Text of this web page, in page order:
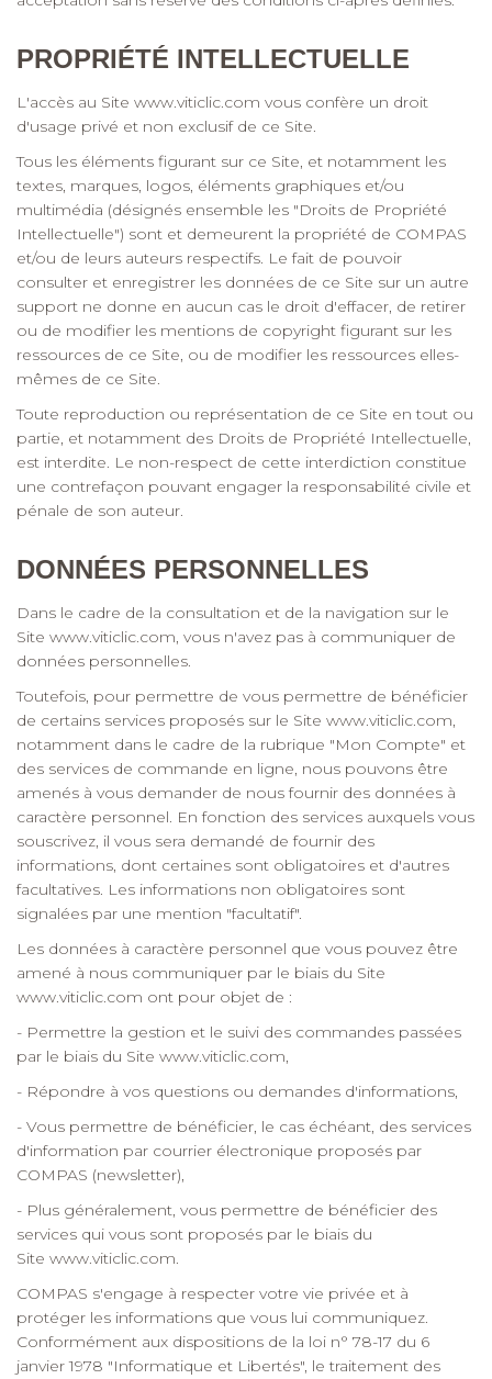
PROPRIÉTÉ INTELLECTUELLE
L'accès au Site www.viticlic.com vous confère un droit
d'usage privé et non exclusif de ce Site.
Tous les éléments figurant sur ce Site, et notamment les
textes, marques, logos, éléments graphiques et/ou
multimédia (désignés ensemble les "Droits de Propriété
Intellectuelle") sont et demeurent la propriété de COMPAS
et/ou de leurs auteurs respectifs. Le fait de pouvoir
consulter et enregistrer les données de ce Site sur un autre
support ne donne en aucun cas le droit d'effacer, de retirer
ou de modifier les mentions de copyright figurant sur les
ressources de ce Site, ou de modifier les ressources elles-
mêmes de ce Site.
Toute reproduction ou représentation de ce Site en tout ou
partie, et notamment des Droits de Propriété Intellectuelle,
est interdite. Le non-respect de cette interdiction constitue
une contrefaçon pouvant engager la responsabilité civile et
pénale de son auteur.
DONNÉES PERSONNELLES
Dans le cadre de la consultation et de la navigation sur le
Site www.viticlic.com, vous n'avez pas à communiquer de
données personnelles.
Toutefois, pour permettre de vous permettre de bénéficier
de certains services proposés sur le Site www.viticlic.com,
notamment dans le cadre de la rubrique "Mon Compte" et
des services de commande en ligne, nous pouvons être
amenés à vous demander de nous fournir des données à
caractère personnel. En fonction des services auxquels vous
souscrivez, il vous sera demandé de fournir des
informations, dont certaines sont obligatoires et d'autres
facultatives. Les informations non obligatoires sont
signalées par une mention "facultatif".
Les données à caractère personnel que vous pouvez être
amené à nous communiquer par le biais du Site
www.viticlic.com ont pour objet de :
- Permettre la gestion et le suivi des commandes passées
par le biais du Site www.viticlic.com,
- Répondre à vos questions ou demandes d'informations,
- Vous permettre de bénéficier, le cas échéant, des services
d'information par courrier électronique proposés par
COMPAS (newsletter),
- Plus généralement, vous permettre de bénéficier des
services qui vous sont proposés par le biais du
Site www.viticlic.com.
COMPAS s'engage à respecter votre vie privée et à
protéger les informations que vous lui communiquez.
Conformément aux dispositions de la loi n° 78-17 du 6
janvier 1978 "Informatique et Libertés", le traitement des